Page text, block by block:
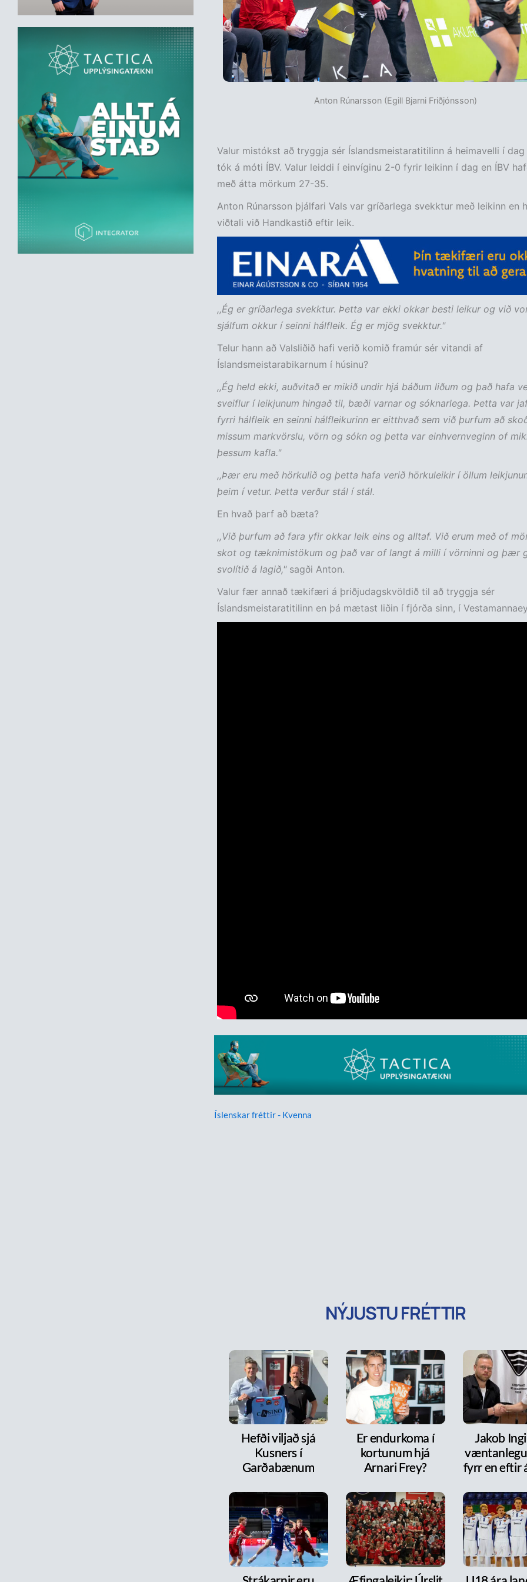
Anton Rúnarsson (Egill Bjarni Friðjónsson)
Valur mistókst að tryggja sér Íslandsmeistaratitilinn á heimavelli í
tók á móti ÍBV. Valur leiddi í einvíginu 2-0 fyrir leikinn í dag en ÍBV
með átta mörkum 27-35.
Anton Rúnarsson þjálfari Vals var gríðarlega svekktur með leikinn en
viðtali við Handkastið eftir leik.
,,Ég er gríðarlega svekktur. Þetta var ekki okkar besti leikur og við
sjálfum okkur í seinni hálfleik. Ég er mjög svekktur."
Telur hann að Valsliðið hafi verið komið framúr sér vitandi af
Íslandsmeistarabikarnum í húsinu?
,,Ég held ekki, auðvitað er mikið undir hjá báðum liðum og það hafa
sveiflur í leikjunum hingað til, bæði varnar og sóknarlega. Þetta var
fyrri hálfleik en seinni hálfleikurinn er eitthvað sem við þurfum að
missum markvörslu, vörn og sókn og þetta var einhvernveginn of
þessum kafla."
,,Þær eru með hörkulið og þetta hafa verið hörkuleikir í öllum
þeim í vetur. Þetta verður stál í stál.
En hvað þarf að bæta?
,,Við þurfum að fara yfir okkar leik eins og alltaf. Við erum með of
skot og tæknimistökum og það var of langt á milli í vörninni og þær
svolítið á lagið,"sagði Anton.
Valur fær annað tækifæri á þriðjudagskvöldið til að tryggja sér
Íslandsmeistaratitilinn en þá mætast liðin í fjórða sinn, í
Íslenskar fréttir - Kvenna
NÝJUSTU FRÉTTIR
Hefði viljað sjá
Kusners í
Garðabænum
Er endurkoma í
kortunum hjá
Arnari Frey?
Jakob
fyrr en eftir